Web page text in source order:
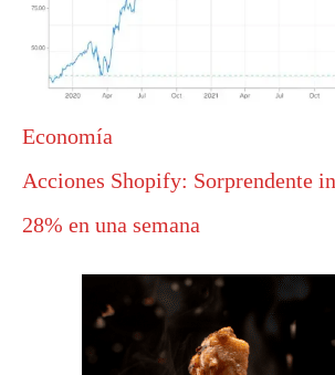
Economía
Acciones Shopify: Sorprendente
28% en una semana